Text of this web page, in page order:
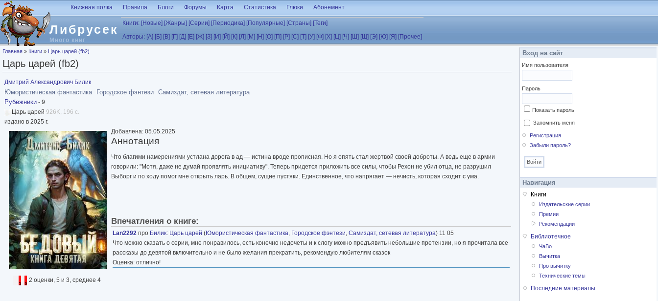
Перейти к основному содержанию
Либрусек
Много книг
Книжная полка Правила Блоги Форумы Карта Статистика Глюки Абонемент
Книги: [Новые] [Жанры] [Серии] [Периодика] [Популярные] [Страны] [Теги]
Авторы: [А] [Б] [В] [Г] [Д] [Е] [Ж] [З] [И] [Й] [К] [Л] [М] [Н] [О] [П] [Р] [С] [Т] [У] [Ф] [Х] [Ц] [Ч] [Ш] [Щ] [Э] [Ю] [Я] [Прочее]
Вы здесь
Главная » Книги » Царь царей (fb2)
Царь царей (fb2)
Дмитрий Александрович Билик
Юмористическая фантастика Городское фэнтези Самиздат, сетевая литература
Рубежники - 9
Царь царей 926K, 196 с.
издано в 2025 г.
Добавлена: 05.05.2025
Аннотация
Что благими намерениями устлана дорога в ад — истина вроде прописная. Но я опять стал жертвой своей доброты. А ведь еще в армии
говорили: "Мотя, даже не думай проявлять инициативу". Теперь придется приложить все силы, чтобы Рехон не убил отца, не разрушил
Выборг и по ходу помог мне открыть ларь. В общем, сущие пустяки. Единственное, что напрягает — нечисть, которая сходит с ума.
Впечатления о книге:
Lan2292 про Билик: Царь царей (Юмористическая фантастика, Городское фэнтези, Самиздат, сетевая литература) 11 05
Что можно сказать о серии, мне понравилось, есть конечно недочеты и к слогу можно предъявить небольшие претензии, но я прочитала все
рассказы до девятой включительно и не было желания прекратить, рекомендую любителям сказок
Оценка: отлично!
2 оценки, 5 и 3, среднее 4
Вход на сайт
Имя пользователя
Пароль
Показать пароль
Запомнить меня
Регистрация
Забыли пароль?
Навигация
Книги
Издательские серии
Премии
Рекомендации
Библиотечное
ЧаВо
Вычитка
Про вычитку
Технические темы
Последние материалы